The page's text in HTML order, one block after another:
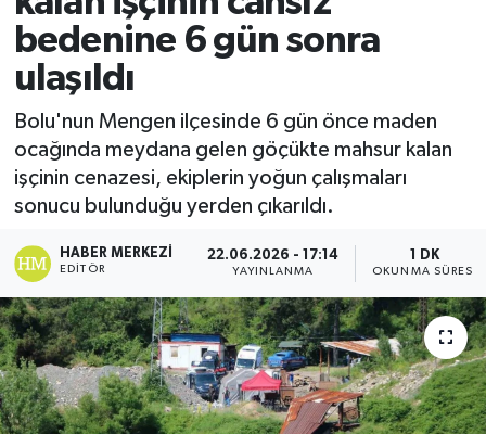
bedenine 6 gün sonra
ulaşıldı
Bolu'nun Mengen ilçesinde 6 gün önce maden
ocağında meydana gelen göçükte mahsur kalan
işçinin cenazesi, ekiplerin yoğun çalışmaları
sonucu bulunduğu yerden çıkarıldı.
HABER MERKEZI
EDITÖR
22.06.2026 - 17:14
YAYINLANMA
1 DK
OKUNMA SÜRESI
Ekonomi
Sağlık
Tokat Haber